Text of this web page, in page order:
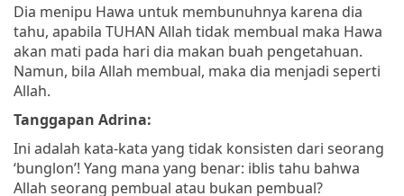
Dia menipu Hawa untuk membunuhnya karena dia
tahu, apabila TUHAN Allah tidak membual maka Hawa
akan mati pada hari dia makan buah pengetahuan.
Namun, bila Allah membual, maka dia menjadi seperti
Allah.
Tanggapan Adrina:
Ini adalah kata-kata yang tidak konsisten dari seorang
‘bunglon’! Yang mana yang benar: iblis tahu bahwa
Allah seorang pembual atau bukan pembual?